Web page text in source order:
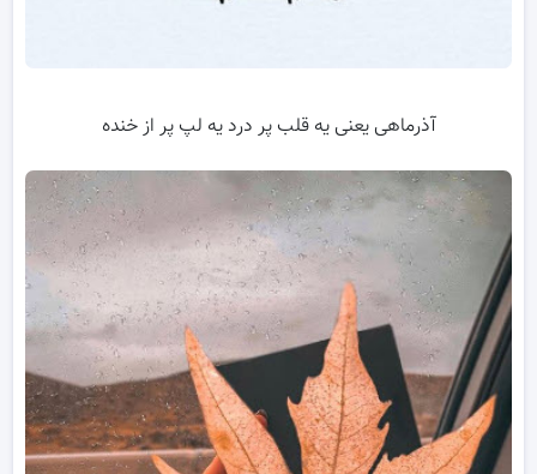
آذرماهی یعنی یه قلب پر درد یه لپ پر از خنده